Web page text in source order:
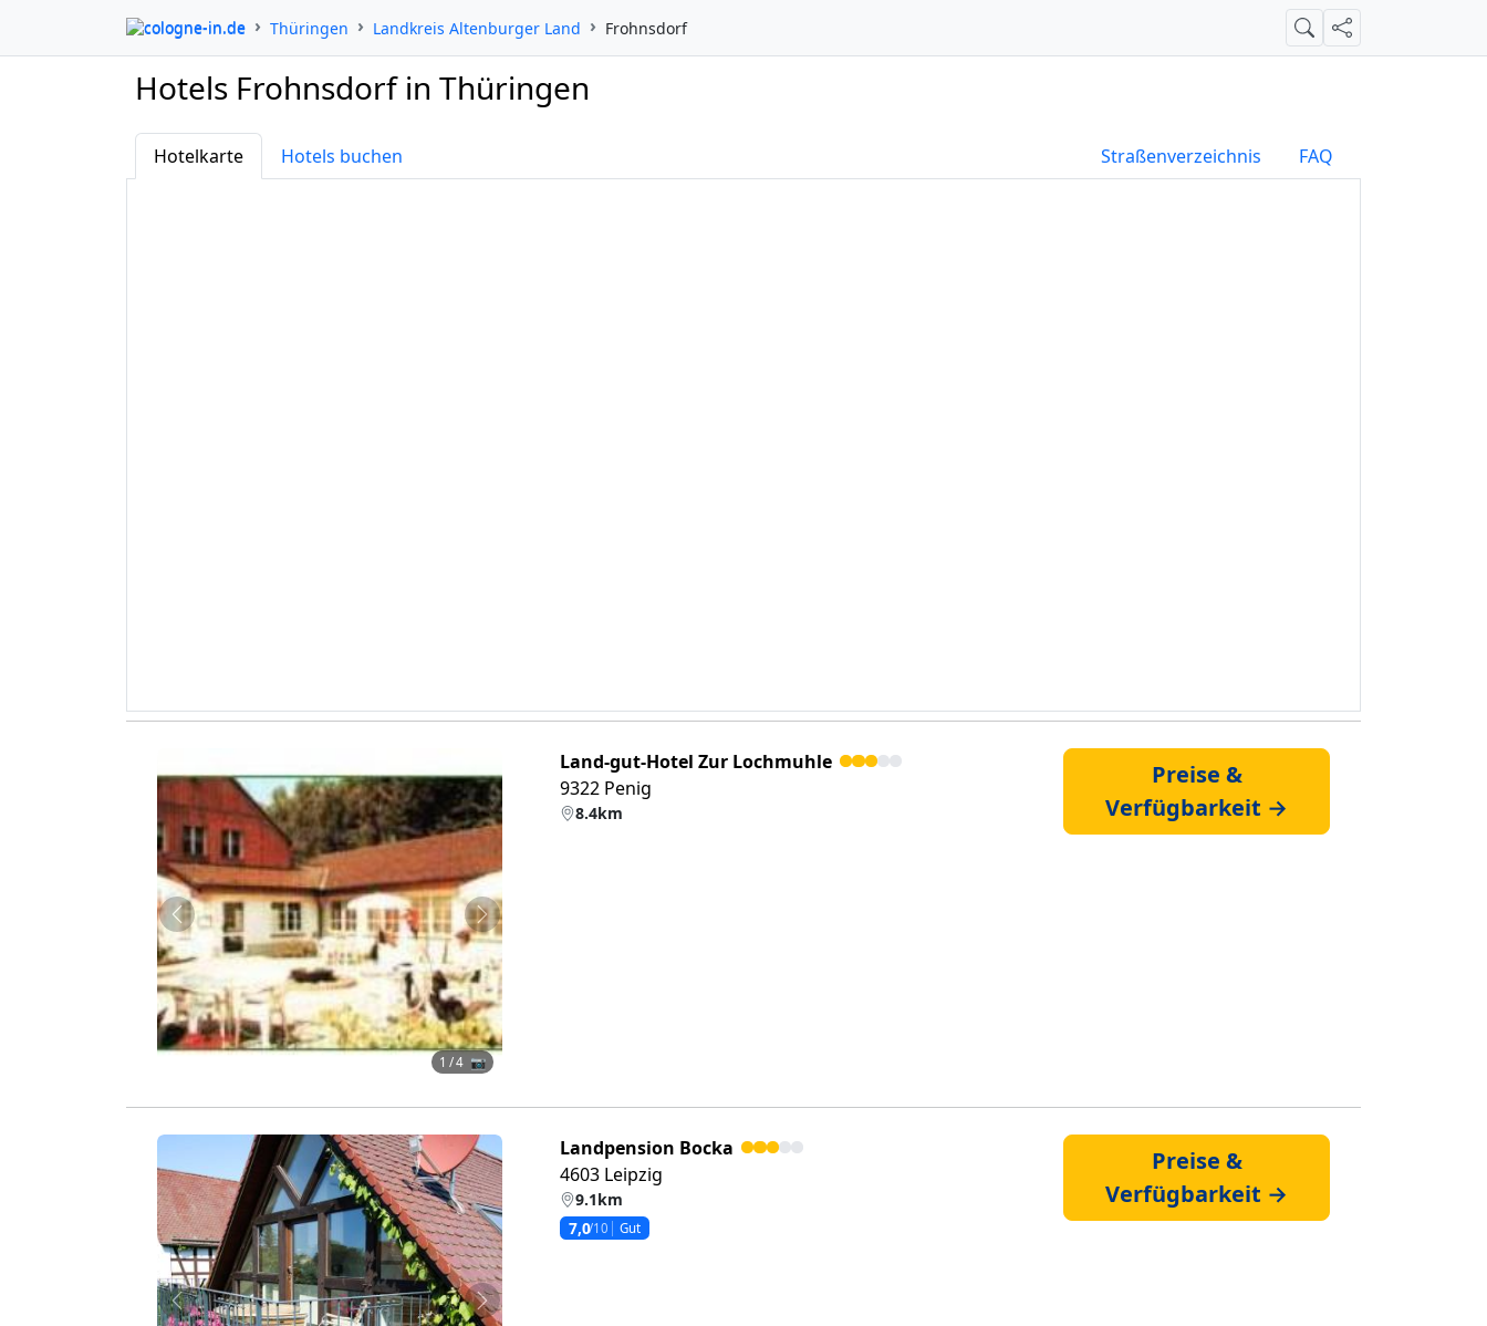
cologne-in.de Thüringen Landkreis Altenburger Land Frohnsdorf SucheTeilen
Hotels Frohnsdorf in Thüringen
Hotelkarte Hotels buchen Straßenverzeichnis FAQ
Zurück Weiter
1 / 4 📷
Land-gut-Hotel Zur Lochmuhle
9322 Penig
8.4km
Preise &
Verfügbarkeit →
Zurück Weiter
Landpension Bocka
4603 Leipzig
9.1km
7,0/10 Gut
Preise &
Verfügbarkeit →